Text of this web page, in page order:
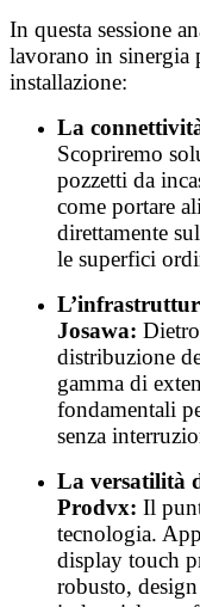
In questa sessione
lavorano in sinergia
installazione:
La
Scopriremo
pozzetti da
come portare
direttamente
le superfici
Josawa:
distribuzione
gamma di
fondamentali
senza
La versatilità
Prodvx: Il
tecnologia.
display touch
robusto,